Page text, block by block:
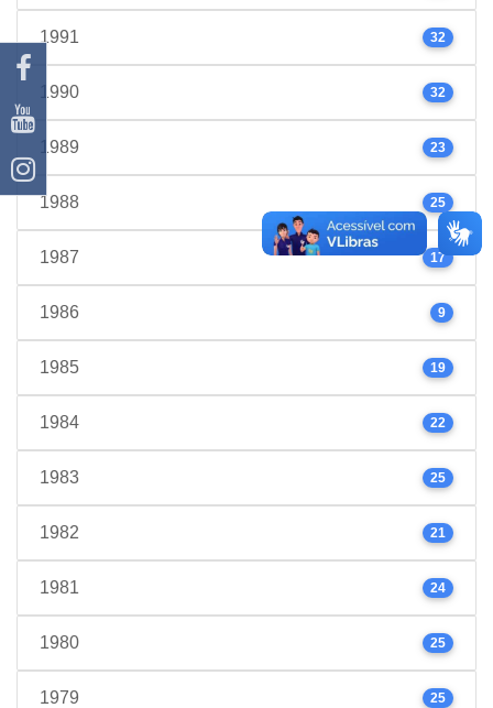
1991 32
1990 32
1989 23
1988 25
1987 17
1986 9
1985 19
1984 22
1983 25
1982 21
1981 24
1980 25
1979 25